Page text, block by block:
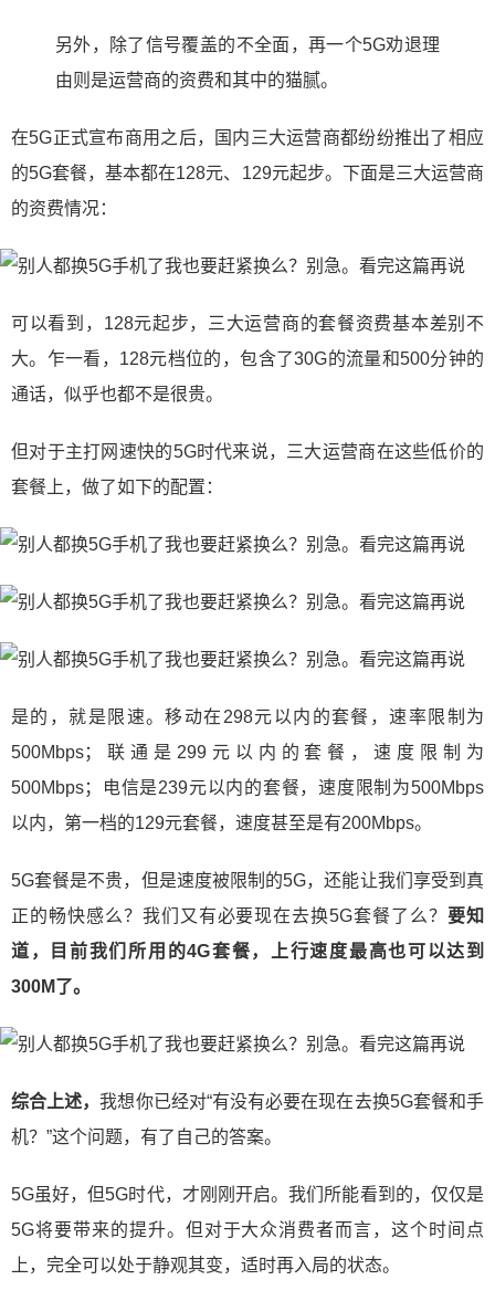
另外，除了信号覆盖的不全面，再一个5G劝退理
由则是运营商的资费和其中的猫腻。
在5G正式宣布商用之后，国内三大运营商都纷纷推出了相应
的5G套餐，基本都在128元、129元起步。下面是三大运营商
的资费情况：
可以看到，128元起步，三大运营商的套餐资费基本差别不
大。乍一看，128元档位的，包含了30G的流量和500分钟的
通话，似乎也都不是很贵。
但对于主打网速快的5G时代来说，三大运营商在这些低价的
套餐上，做了如下的配置：
是的，就是限速。移动在298元以内的套餐，速率限制为
500Mbps；联通是299元以内的套餐，速度限制为
500Mbps；电信是239元以内的套餐，速度限制为500Mbps
以内，第一档的129元套餐，速度甚至是有200Mbps。
5G套餐是不贵，但是速度被限制的5G，还能让我们享受到真
正的畅快感么？我们又有必要现在去换5G套餐了么？要知
道，目前我们所用的4G套餐，上行速度最高也可以达到
300M了。
综合上述，我想你已经对“有没有必要在现在去换5G套餐和手
机？”这个问题，有了自己的答案。
5G虽好，但5G时代，才刚刚开启。我们所能看到的，仅仅是
5G将要带来的提升。但对于大众消费者而言，这个时间点
上，完全可以处于静观其变，适时再入局的状态。